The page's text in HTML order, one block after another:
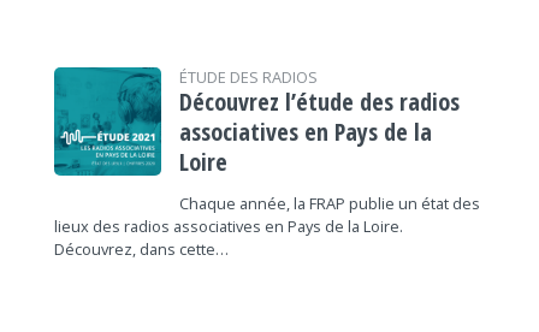
ÉTUDE DES RADIOS
Découvrez l’étude des radios
associatives en Pays de la
Loire
Chaque année, la FRAP publie un état des
lieux des radios associatives en Pays de la Loire.
Découvrez, dans cette…